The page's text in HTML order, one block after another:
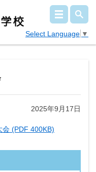
Select Language ▼
2025年9月17日
(PDF 400KB)